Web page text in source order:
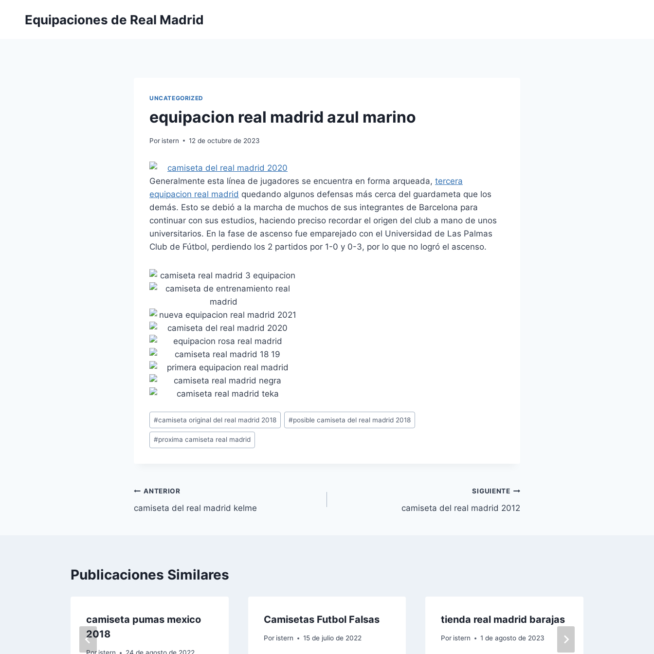
Equipaciones de Real Madrid
UNCATEGORIZED
equipacion real madrid azul marino
Por istern 12 de octubre de 2023
Generalmente esta línea de jugadores se encuentra en forma arqueada, tercera
equipacion real madrid quedando algunos defensas más cerca del guardameta que los
demás. Esto se debió a la marcha de muchos de sus integrantes de Barcelona para
continuar con sus estudios, haciendo preciso recordar el origen del club a mano de unos
universitarios. En la fase de ascenso fue emparejado con el Universidad de Las Palmas
Club de Fútbol, perdiendo los 2 partidos por 1-0 y 0-3, por lo que no logró el ascenso.
Etiquetas
de
la
#camiseta original del real madrid 2018 #posible camiseta del real madrid 2018
#proxima camiseta real madrid
Navegación
de
ANTERIOR
camiseta del real madrid kelme
SIGUIENTE
camiseta del real madrid 2012
Publicaciones Similares
camiseta pumas mexico
2018
Camisetas Futbol Falsas
Por istern 15 de julio de 2022
tienda real madrid barajas
Por istern 1 de agosto de 2023